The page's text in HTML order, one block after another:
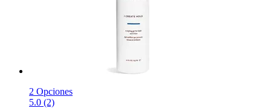
2 Opciones
5.0 (2)